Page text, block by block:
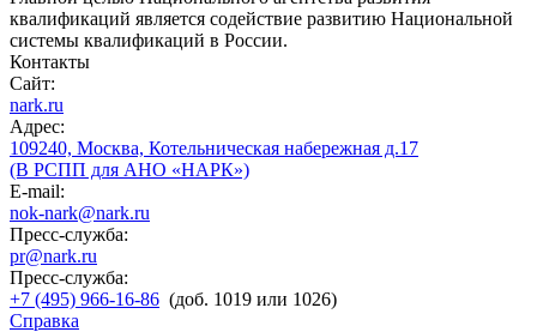
квалификаций является содействие развитию Национальной
системы квалификаций в России.
Контакты
Сайт:
nark.ru
Адрес:
109240, Москва, Котельническая набережная д.17
(В РСПП для АНО «НАРК»)
E-mail:
nok-nark@nark.ru
Пресс-служба:
pr@nark.ru
Пресс-служба:
+7 (495) 966-16-86 (доб. 1019 или 1026)
Справка